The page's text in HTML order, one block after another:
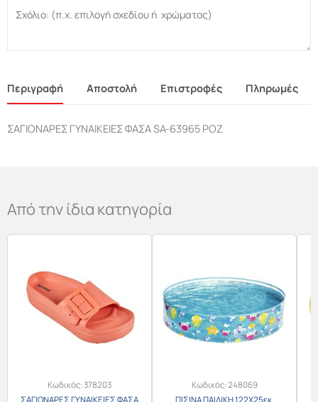
Περιγραφή Αποστολή Επιστροφές Πληρωμές
ΣΑΓΙΟΝΑΡΕΣ ΓΥΝΑΙΚΕΙΕΣ ΦΑΣΑ SA-63965 ΡΟΖ
Από την ίδια κατηγορία
Κωδικός:378203
Κωδικός:248069